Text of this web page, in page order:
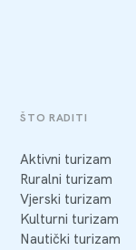
ŠTO RADITI
Aktivni turizam
Ruralni turizam
Vjerski turizam
Kulturni turizam
Nautički turizam